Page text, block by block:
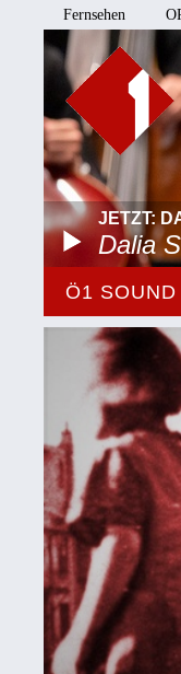
Fernsehen
JETZT:
Dalia
Ö1 SOUND